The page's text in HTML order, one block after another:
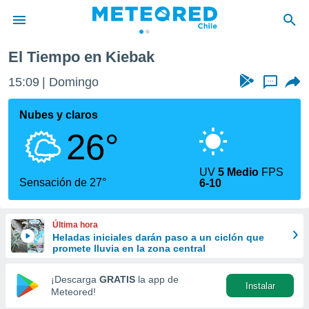
de
por
que se
calidad.
a este
las
y
forma
digital
basada
El Tiempo en Kiebak
15:09 Domingo ...
Nubes y claros
26°
Sensación de 27°
UV5 Medio FPS
6-10
Última hora
Heladas iniciales darán paso a un ciclón que
promete lluvia en la zona central
¡Descarga GRATIS la app de
Meteored!
Instalar